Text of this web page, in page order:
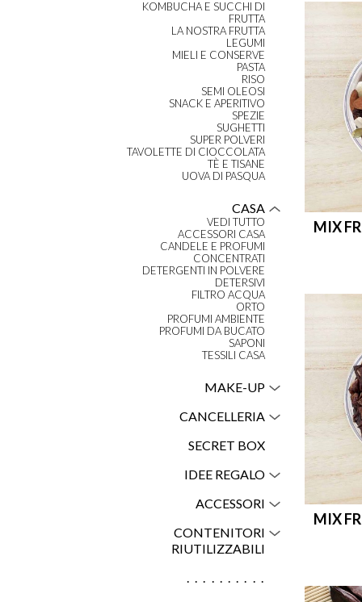
KOMBUCHA E SUCCHI DI
FRUTTA
LA NOSTRA FRUTTA
LEGUMI
MIELI E CONSERVE
PASTA
RISO
SEMI OLEOSI
SNACK E APERITIVO
SPEZIE
SUGHETTI
SUPER POLVERI
TAVOLETTE DI CIOCCOLATA
TÈ E TISANE
UOVA DI PASQUA
CASA
VEDI TUTTO
ACCESSORI CASA
CANDELE E PROFUMI
CONCENTRATI
DETERGENTI IN POLVERE
DETERSIVI
FILTRO ACQUA
ORTO
PROFUMI AMBIENTE
PROFUMI DA BUCATO
SAPONI
TESSILI CASA
MAKE-UP
CANCELLERIA
SECRET BOX
IDEE REGALO
ACCESSORI
CONTENITORI
RIUTILIZZABILI
..........
MIX
MIX